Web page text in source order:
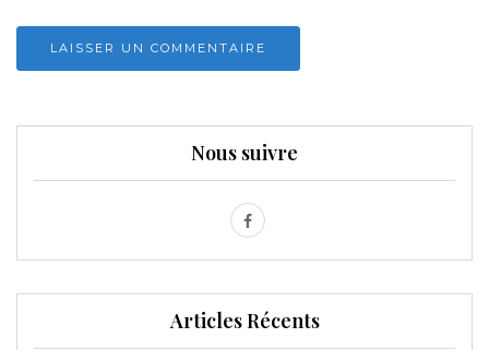
Nous suivre
Articles Récents